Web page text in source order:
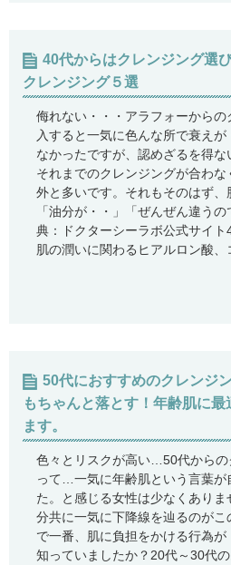
40代からはクレンジング選
クレンジング５選
侮れない・・・アラフォーから
入すると一気に色んな所で衰えが
なかったですが、認めざるを得な
それまでのクレンジングが合わ
外と多いです。それもそのはず、
「油分が・・」「ぜんぜん違う
典：ドクターシーラボ公式サイト
肌の潤いに関わるヒアルロン酸、
50代におすすめのクレンジ
もちゃんと落とす！年齢肌に最
ます。
色々とリスクが高い…50代からの
って…一気に年齢肌という言葉が
た。と感じる女性は少なくあり
分共に一気に下降線を辿るのが
で一番、肌に負担をかける行為が
知っていましたか？20代～30代